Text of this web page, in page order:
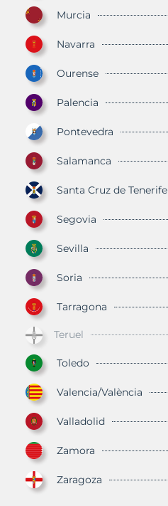
Murcia
Navarra
Ourense
Palencia
Pontevedra
Salamanca
Santa Cruz de Tenerife
Segovia
Sevilla
Soria
Tarragona
Teruel
Toledo
Valencia/València
Valladolid
Zamora
Zaragoza